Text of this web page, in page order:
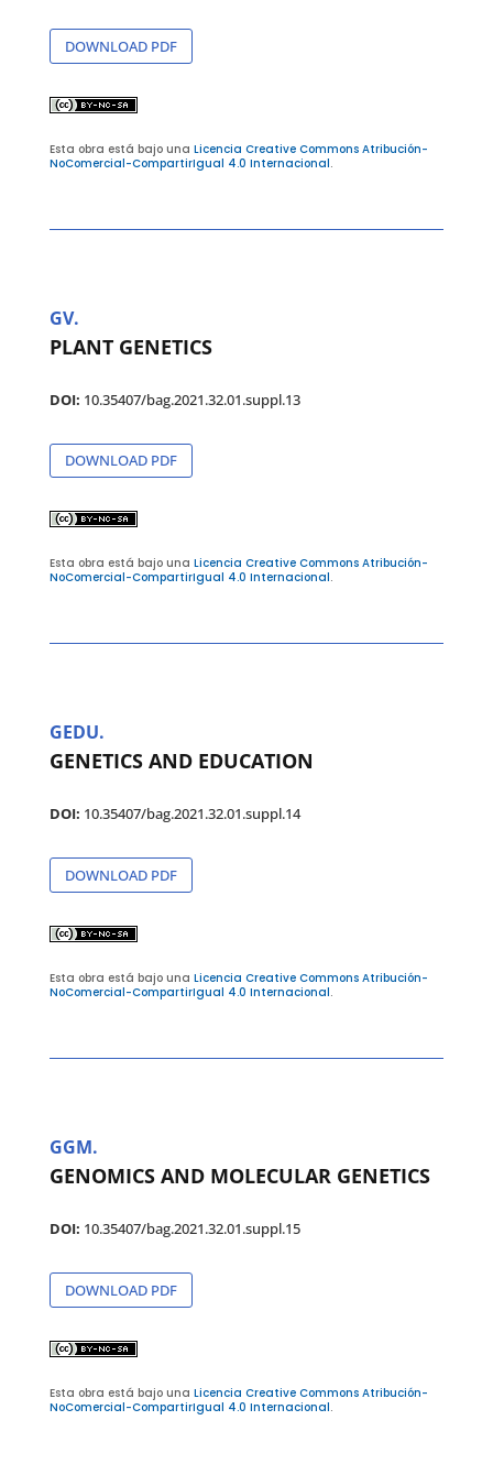
DOWNLOAD PDF
Esta obra está bajo una Licencia Creative Commons Atribución-
NoComercial-CompartirIgual 4.0 Internacional.
GV.
PLANT GENETICS
DOI: 10.35407/bag.2021.32.01.suppl.13
DOWNLOAD PDF
Esta obra está bajo una Licencia Creative Commons Atribución-
NoComercial-CompartirIgual 4.0 Internacional.
GEDU.
GENETICS AND EDUCATION
DOI: 10.35407/bag.2021.32.01.suppl.14
DOWNLOAD PDF
Esta obra está bajo una Licencia Creative Commons Atribución-
NoComercial-CompartirIgual 4.0 Internacional.
GGM.
GENOMICS AND MOLECULAR GENETICS
DOI: 10.35407/bag.2021.32.01.suppl.15
DOWNLOAD PDF
Esta obra está bajo una Licencia Creative Commons Atribución-
NoComercial-CompartirIgual 4.0 Internacional.